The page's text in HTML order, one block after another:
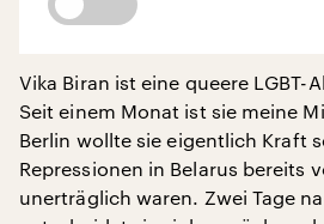
Vika Biran ist eine queere LGBT-
Seit einem Monat ist sie meine
Berlin wollte sie eigentlich Kraft
Repressionen in Belarus bereits
unerträglich waren. Zwei Tage